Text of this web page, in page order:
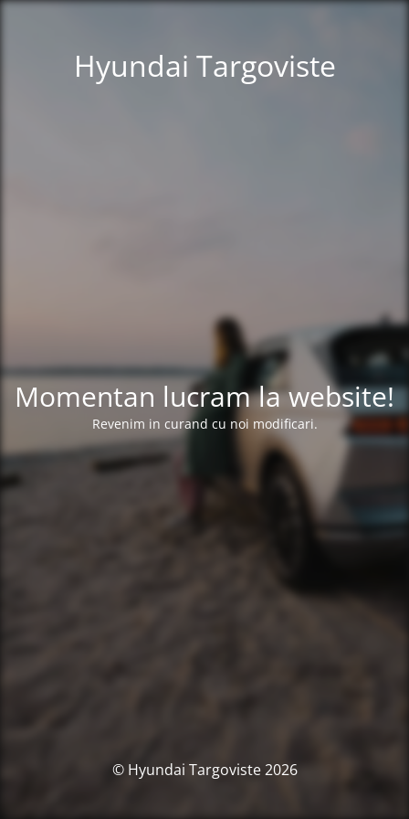
Hyundai Targoviste
Momentan lucram la website!
Revenim in curand cu noi modificari.
© Hyundai Targoviste 2026